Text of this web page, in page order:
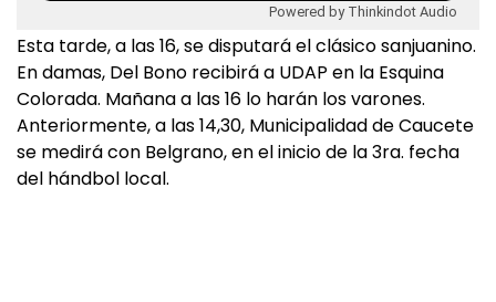
Powered by Thinkindot Audio
Esta tarde, a las 16, se disputará el clásico sanjuanino.
En damas, Del Bono recibirá a UDAP en la Esquina
Colorada. Mañana a las 16 lo harán los varones.
Anteriormente, a las 14,30, Municipalidad de Caucete
se medirá con Belgrano, en el inicio de la 3ra. fecha
del hándbol local.